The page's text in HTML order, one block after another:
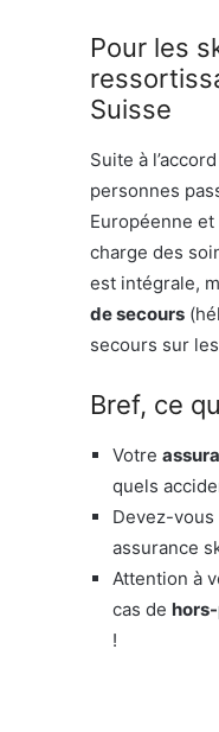
Pour les
Suisse
Suite à
personnes
Européenne
charge des
est intégrale,
de secours
secours sur
Bref, ce
Votre
quels
Devez-vous
assurance
Attention à
cas de
!